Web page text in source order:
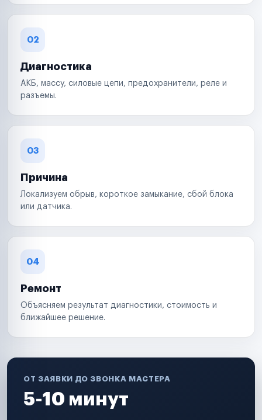
02
Диагностика
АКБ, массу, силовые цепи, предохранители, реле и
разъемы.
03
Причина
Локализуем обрыв, короткое замыкание, сбой блока
или датчика.
04
Ремонт
Объясняем результат диагностики, стоимость и
ближайшее решение.
ОТ ЗАЯВКИ ДО ЗВОНКА МАСТЕРА
5-10 минут